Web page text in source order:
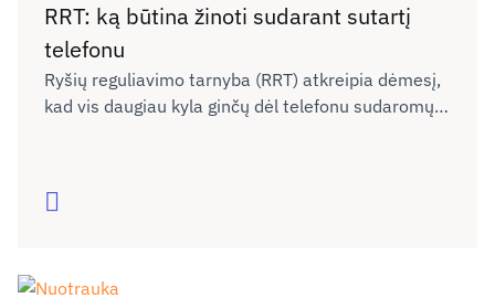
RRT: ką būtina žinoti sudarant sutartį
telefonu
Ryšių reguliavimo tarnyba (RRT) atkreipia dėmesį,
kad vis daugiau kyla ginčų dėl telefonu sudaromų
kyla nesutarimų dėl sutarties nutraukimo metu
Skaityti